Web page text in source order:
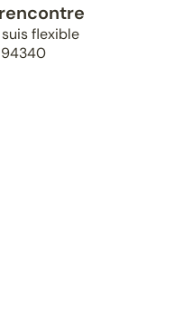
flexible